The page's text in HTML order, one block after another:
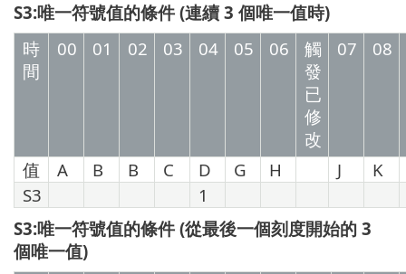
S3:唯一符號值的條件 (連續 3 個唯一值時)
時
間
00 01 02 03 04 05 06
觸
發
已
修
改
07 08
值 A B B C D G H J
K
S3
1
S3:唯一符號值的條件 (從最後一個刻度開始的 3
個唯一值)